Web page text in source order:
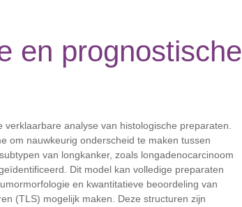
en prognostische
analyse van histologische preparaten.
om nauwkeurig onderscheid te maken tussen
van longkanker, zoals longadenocarcinoom
Dit model kan volledige preparaten
en kwantitatieve beoordeling van
(TLS) mogelijk maken. Deze structuren zijn